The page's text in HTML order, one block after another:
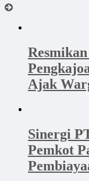
Ajak
Sinergi
Pemkot